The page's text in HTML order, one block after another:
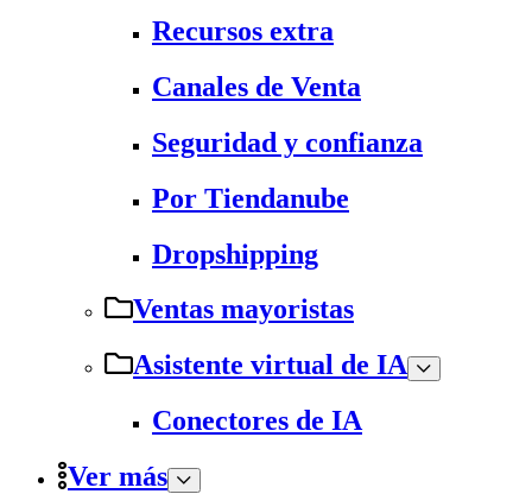
Recursos extra
Canales de Venta
Seguridad y confianza
Por Tiendanube
Dropshipping
Ventas mayoristas
Asistente virtual de IA
Conectores de IA
Ver más